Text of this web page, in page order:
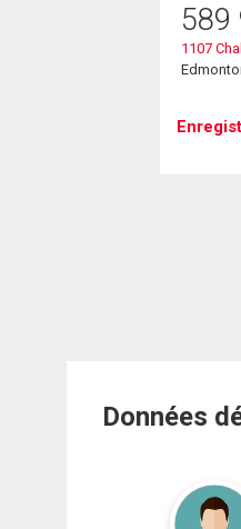
589
1107
Données